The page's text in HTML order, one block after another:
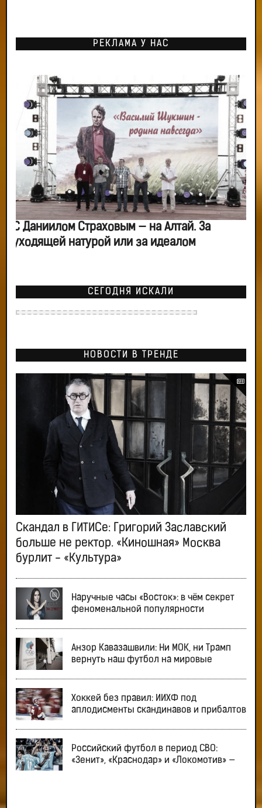
РЕКЛАМА У НАС
С Даниилом Страховым — на Алтай. За
уходящей натурой или за идеалом
СЕГОДНЯ ИСКАЛИ
НОВОСТИ В ТРЕНДЕ
Скандал в ГИТИСе: Григорий Заславский
больше не ректор. «Киношная» Москва
бурлит - «Культура»
Наручные часы «Восток»: в чём секрет
феноменальной популярности
Анзор Кавазашвили: Ни МОК, ни Трамп
вернуть наш футбол на мировые
Хоккей без правил: ИИХФ под
аплодисменты скандинавов и прибалтов
Российский футбол в период СВО:
«Зенит», «Краснодар» и «Локомотив» —